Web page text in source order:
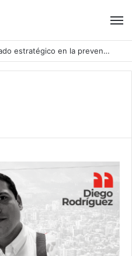
Inteligencia Artificial: Un aliado estratégico en la prevención del acoso y la violencia laboral bajo la Ley Karin